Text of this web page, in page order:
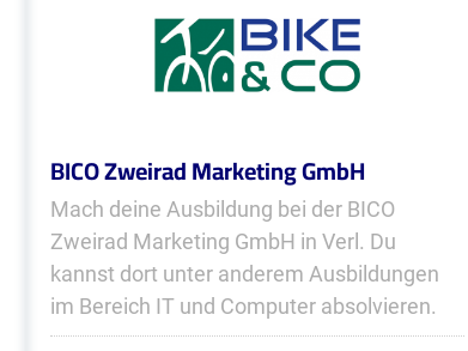
BICO Zweirad Marketing GmbH
Mach deine Ausbildung bei der BICO
Zweirad Marketing GmbH in Verl. Du
kannst dort unter anderem Ausbildungen
im Bereich IT und Computer absolvieren.